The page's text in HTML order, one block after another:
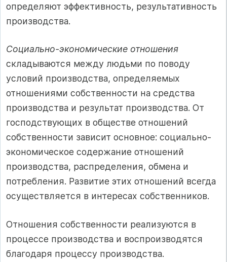
определяют эффективность, результативность
производства.
Социально-экономические отношения
складываются между людьми по поводу
условий производства, определяемых
отношениями собственности на средства
производства и результат производства. От
господствующих в обществе отношений
собственности зависит основное: социально-
экономическое содержание отношений
производства, распределения, обмена и
потребления. Развитие этих отношений всегда
осуществляется в интересах собственников.
Отношения собственности реализуются в
процессе производства и воспроизводятся
благодаря процессу производства.